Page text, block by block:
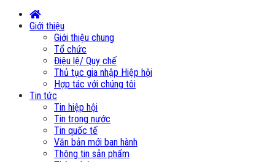
Giới thiệu
Giới thiệu chung
Tổ chức
Điệu lệ/ Quy chế
Thủ tục gia nhập Hiệp hội
Hợp tác với chúng tôi
Tin tức
Tin hiệp hội
Tin trong nước
Tin quốc tế
Văn bản mới ban hành
Thông tin sản phẩm